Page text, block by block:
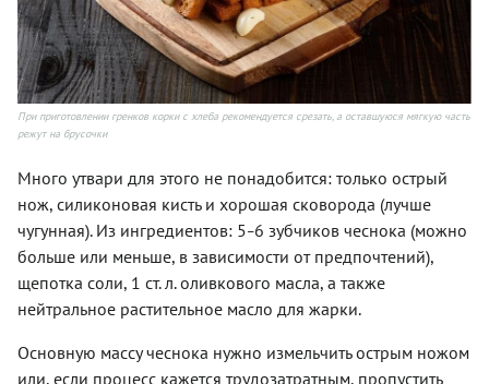
При приготовлении гренков корки с хлеба рекомендуется срезать, а оставшуюся мягкую часть
режут на брусочки
Много утвари для этого не понадобится: только острый
нож, силиконовая кисть и хорошая сковорода (лучше
чугунная). Из ингредиентов: 5–6 зубчиков чеснока (можно
больше или меньше, в зависимости от предпочтений),
щепотка соли, 1 ст. л. оливкового масла, а также
нейтральное растительное масло для жарки.
Основную массу чеснока нужно измельчить острым ножом
или, если процесс кажется трудозатратным, пропустить